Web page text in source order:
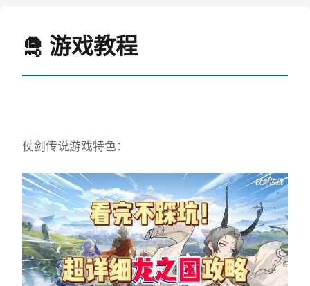
🛅 游戏教程
仗剑传说游戏特色：